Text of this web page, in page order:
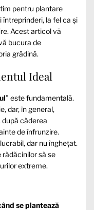
pentru plantare
la fel ca și
Acest articol vă
bucura de
grădină.
Ideal
” este fundamentală.
dar, în general,
căderea
de înfrunzire.
dar nu înghețat.
să se
extreme.
se plantează